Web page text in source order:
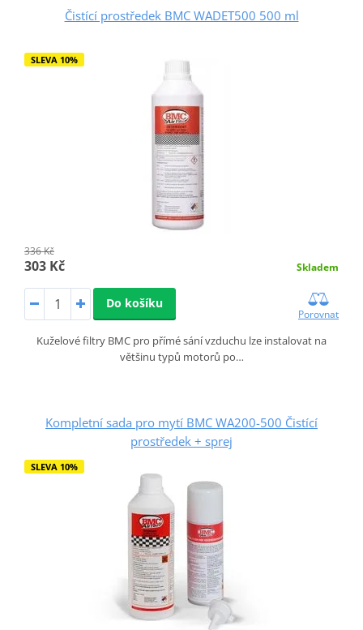
Čistící prostředek BMC WADET500 500 ml
SLEVA 10%
336 Kč
303 Kč Skladem
Do košíku
Porovnat
Kuželové filtry BMC pro přímé sání vzduchu lze instalovat na
většinu typů motorů po…
Kompletní sada pro mytí BMC WA200-500 Čistící
prostředek + sprej
SLEVA 10%